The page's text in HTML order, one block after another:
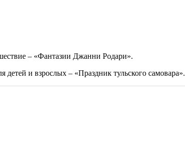
– «Фантазии Джанни Родари».
и взрослых – «Праздник тульского самовара».